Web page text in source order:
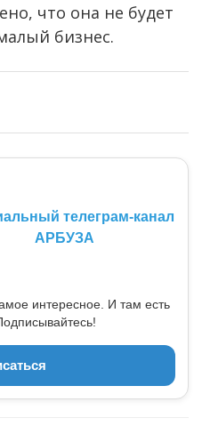
что она не будет
бизнес.
телеграм-канал
АРБУЗА
интересное. И там есть